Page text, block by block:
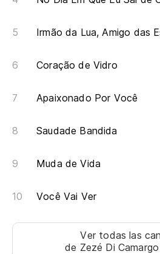
Irmão da Lua, Amigo das
Coração de Vidro
Apaixonado Por Você
Saudade Bandida
Muda de Vida
Você Vai Ver
Ver todas las
de Zezé Di